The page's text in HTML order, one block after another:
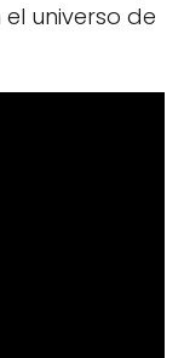
universo de